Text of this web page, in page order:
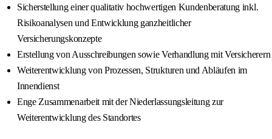
Sicherstellung einer qualitativ hochwertigen Kundenberatung inkl.
Risikoanalysen und Entwicklung ganzheitlicher
Versicherungskonzepte
Erstellung von Ausschreibungen sowie Verhandlung mit Versicherern
Weiterentwicklung von Prozessen, Strukturen und Abläufen im
Innendienst
Enge Zusammenarbeit mit der Niederlassungsleitung zur
Weiterentwicklung des Standortes